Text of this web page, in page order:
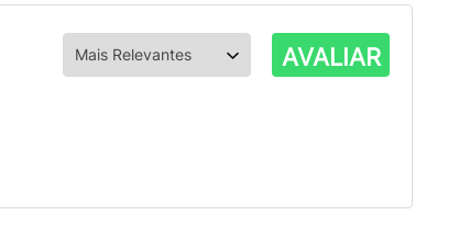
AVALIAR